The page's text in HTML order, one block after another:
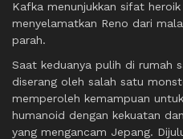
Kafka menunjukkan sifat
menyelamatkan Reno dari
parah.
Saat keduanya pulih di rumah
diserang oleh salah satu
memperoleh kemampuan
humanoid dengan kekuatan
yang mengancam Jepang.